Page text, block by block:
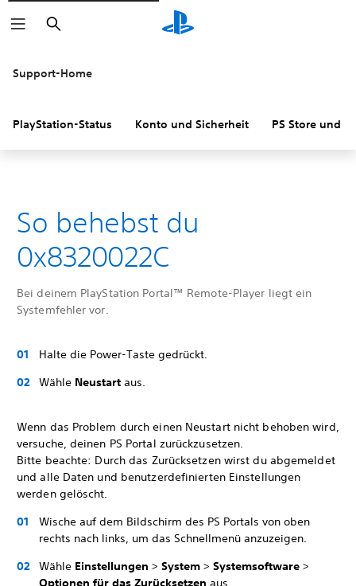
Suchen
Support-Home
PlayStation-Status Konto und Sicherheit PS Store und
So behebst du
0x8320022C
Bei deinem PlayStation Portal™ Remote-Player liegt ein
Systemfehler vor.
Halte die Power-Taste gedrückt.
Wähle Neustart aus.
Wenn das Problem durch einen Neustart nicht behoben wird,
versuche, deinen PS Portal zurückzusetzen.
Bitte beachte: Durch das Zurücksetzen wirst du abgemeldet
und alle Daten und benutzerdefinierten Einstellungen
werden gelöscht.
Wische auf dem Bildschirm des PS Portals von oben
rechts nach links, um das Schnellmenü anzuzeigen.
Wähle Einstellungen > System > Systemsoftware >
Optionen für das Zurücksetzen aus.